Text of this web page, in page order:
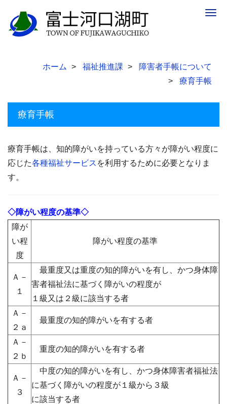
ホーム 福祉推進課
障害者手帳について
療育手帳
療育手帳
療育手帳は、知的障がいを持っている方々が障がい程度に
応じた各種福祉サービス を利用するために必要となりま
す。
◇障がい程度の基準◇
障が
い程
度
障がい程度の基準
Ａ－
１
最重度又は重度の知的障がいを有し、かつ身体障
害者福祉法に基づく障がいの程度が
１級又は２級に該当する者
Ａ－
２ａ
最重度の知的障がいを有する者
Ａ－
２ｂ
重度の知的障がいを有する者
Ａ－
３
中度の知的障がいを有し、かつ身体障害者福祉法
に基づく障がいの程度が１級から３級
に該当する者